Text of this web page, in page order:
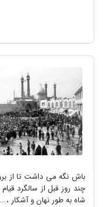
شاه به طور نهان و آشکار ،...